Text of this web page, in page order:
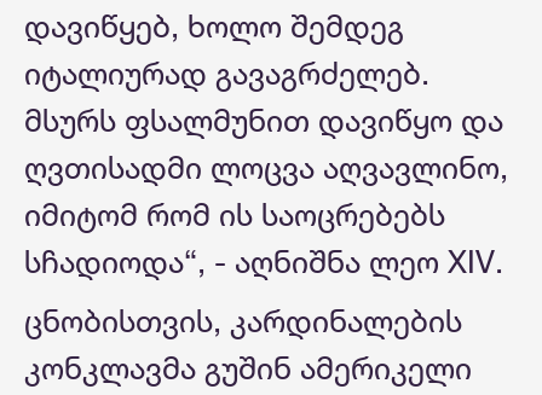
დავიწყებ, ხოლო შემდეგ
იტალიურად გავაგრძელებ.
მსურს ფსალმუნით დავიწყო და
ღვთისადმი ლოცვა აღვავლინო,
იმიტომ რომ ის საოცრებებს
სჩადიოდა“, - აღნიშნა ლეო XIV.
ცნობისთვის, კარდინალების
კონკლავმა გუშინ ამერიკელი